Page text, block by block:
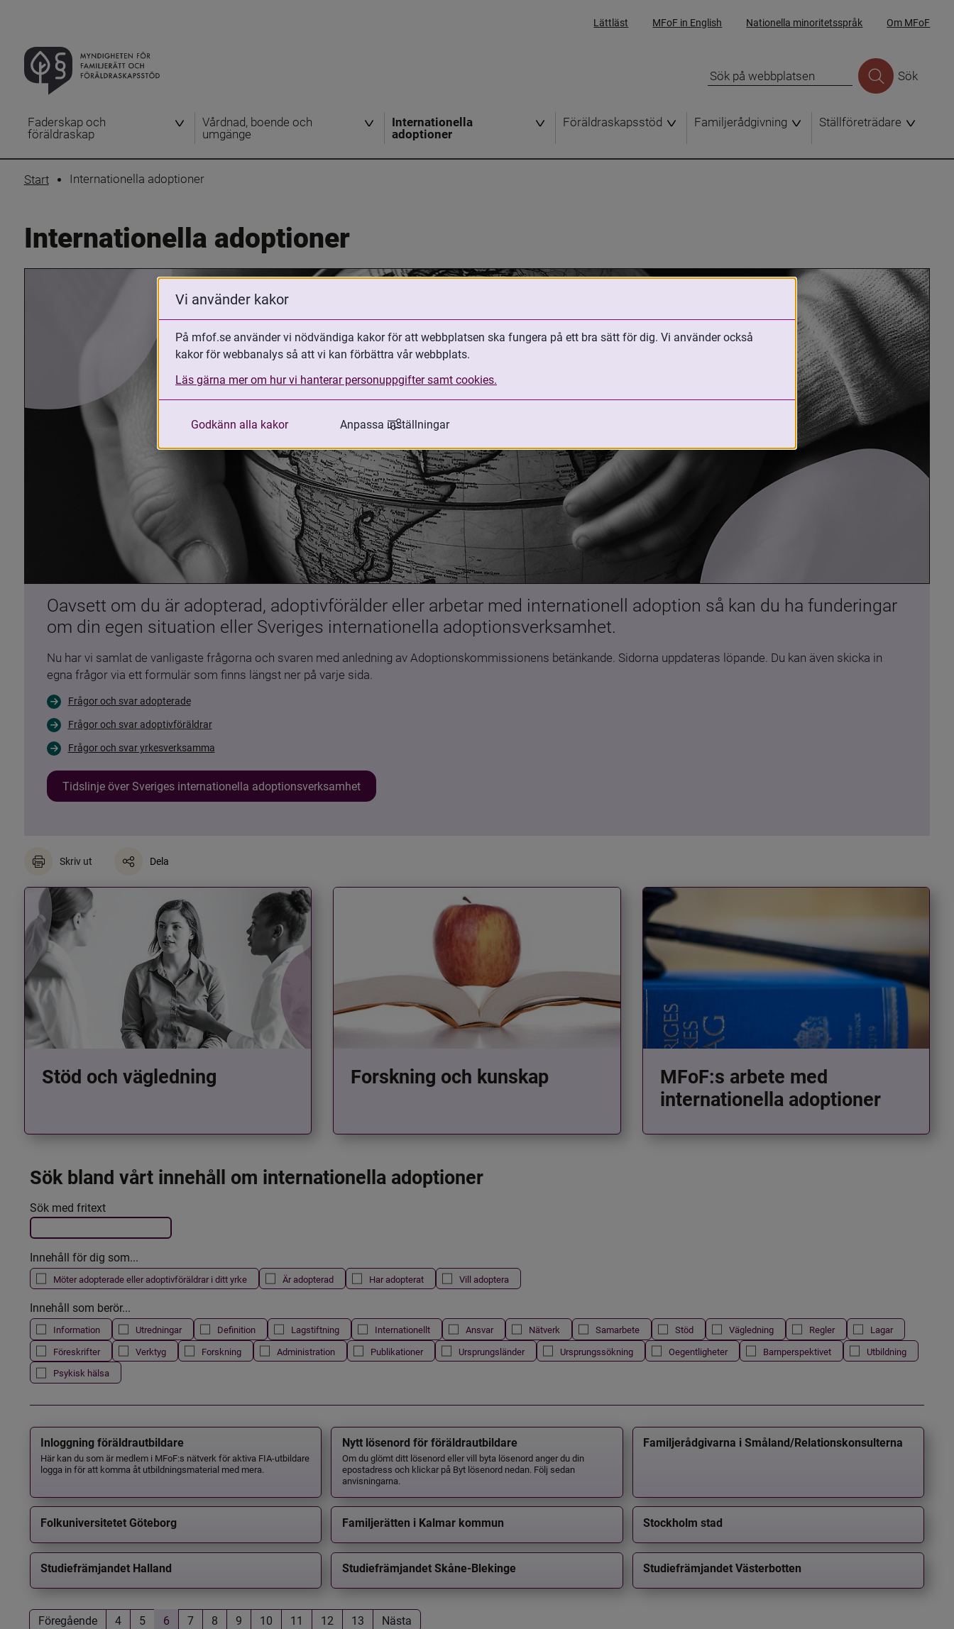
Lättläst MFoF in English Nationella minoritetsspråk Om MFoF
Sök
Faderskap och
föräldraskap
Vårdnad, boende och
umgänge
Internationella
adoptioner
Föräldraskapsstöd Familjerådgivning Ställföreträdare
Start Internationella adoptioner
Internationella adoptioner
Oavsett om du är adopterad, adoptivförälder eller arbetar med internationell adoption så kan du ha funderingar
om din egen situation eller Sveriges internationella adoptionsverksamhet.
Nu har vi samlat de vanligaste frågorna och svaren med anledning av Adoptionskommissionens betänkande. Sidorna uppdateras löpande. Du kan även skicka in
egna frågor via ett formulär som finns längst ner på varje sida.
Frågor och svar adopterade
Frågor och svar adoptivföräldrar
Frågor och svar yrkesverksamma
Tidslinje över Sveriges internationella adoptionsverksamhet
Skriv ut Dela
Stöd och vägledning Forskning och kunskap
MFoF:s arbete med
internationella adoptioner
Sök bland vårt innehåll om internationella adoptioner
Filtrera resultatet
Det här formuläret postas automatiskt
Sök med fritext
Innehåll för dig som...
Möter adopterade eller adoptivföräldrar i ditt yrke Är adopterad Har adopterat Vill adoptera
Innehåll som berör...
Information Utredningar Definition Lagstiftning Internationellt Ansvar Nätverk Samarbete Stöd Vägledning Regler
Lagar
Föreskrifter
Verktyg Forskning Administration Publikationer Ursprungsländer Ursprungssökning Oegentligheter Barnperspektivet
Utbildning
Psykisk hälsa
Inloggning föräldrautbildare
Här kan du som är medlem i MFoF:s nätverk för aktiva FIA-utbildare
logga in för att komma åt utbildningsmaterial med mera.
Nytt lösenord för föräldrautbildare
Om du glömt ditt lösenord eller vill byta lösenord anger du din
epostadress och klickar på Byt lösenord nedan. Följ sedan
anvisningarna.
Familjerådgivarna i Småland/Relationskonsulterna
Folkuniversitetet Göteborg Familjerätten i Kalmar kommun Stockholm stad
Studiefrämjandet Halland Studiefrämjandet Skåne-Blekinge Studiefrämjandet Västerbotten
Föregående 4 5 6 7 8 9 10 11 12 13 Nästa
Vi använder kakor
På mfof.se använder vi nödvändiga kakor för att webbplatsen ska fungera på ett bra sätt för dig. Vi använder också
kakor för webbanalys så att vi kan förbättra vår webbplats.
Läs gärna mer om hur vi hanterar personuppgifter samt cookies.
Godkänn alla kakor Anpassa inställningar